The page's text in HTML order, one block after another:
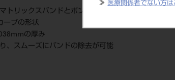
≫ 医療関係者でない方は
トリックスバンドとボンディング材との接着を防ぐ
ーブの形状
の厚み
、スムーズにバンドの除去が可能